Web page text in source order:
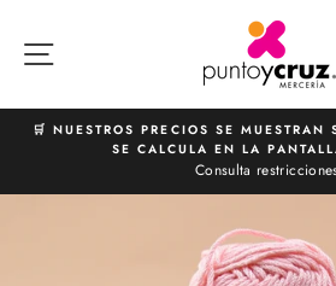
directamente
🛒 NUESTROS PRECIOS SE
SE CALCULA EN LA
Consulta